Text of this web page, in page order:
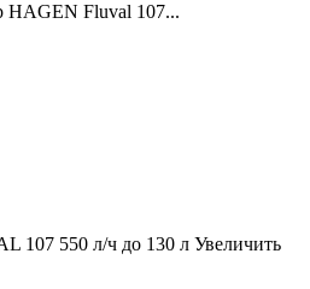
HAGEN Fluval 107...
Увеличить